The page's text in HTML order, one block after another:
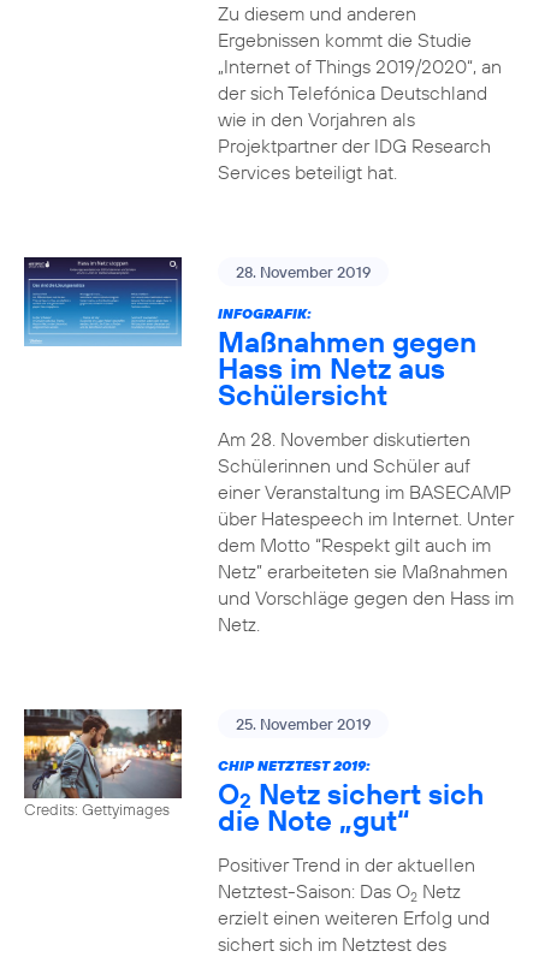
Zu diesem und anderen
Ergebnissen kommt die Studie
„Internet of Things 2019/2020“, an
der sich Telefónica Deutschland
wie in den Vorjahren als
Projektpartner der IDG Research
Services beteiligt hat.
28. November 2019
INFOGRAFIK:
Maßnahmen gegen
Hass im Netz aus
Schülersicht
Am 28. November diskutierten
Schülerinnen und Schüler auf
einer Veranstaltung im BASECAMP
über Hatespeech im Internet. Unter
dem Motto “Respekt gilt auch im
Netz” erarbeiteten sie Maßnahmen
und Vorschläge gegen den Hass im
Netz.
Credits: Gettyimages
25. November 2019
CHIP NETZTEST 2019:
O2 Netz sichert sich
die Note „gut“
Positiver Trend in der aktuellen
Netztest-Saison: Das O2Netz
erzielt einen weiteren Erfolg und
sichert sich im Netztest des